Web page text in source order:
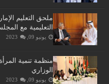
ملحق التعليم
التعليمية مع
يونيو 09, 2023
منظمة تنمية المرأة
الوزاري
يونيو 09, 2023